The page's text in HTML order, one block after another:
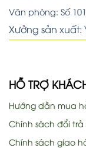
Văn phòng: Số
Xưởng sản xuất:
HỖ TRỢ
Hướng dẫn mua
Chính sách đổi
Chính sách giao